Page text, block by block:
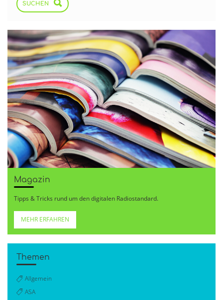
SUCHEN
Magazin
Tipps & Tricks rund um den digitalen Radiostandard.
MEHR ERFAHREN
Themen
Allgemein
ASA